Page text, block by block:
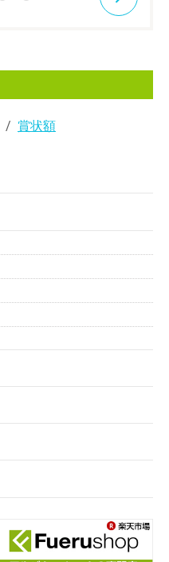
賞状額